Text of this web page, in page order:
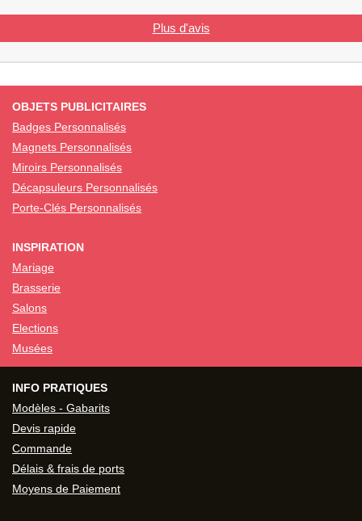
Plus d'avis
OBJETS PUBLICITAIRES
Badges Personnalisés
Magnets Personnalisés
Miroirs Personnalisés
Décapsuleurs Personnalisés
Porte-Clés Personnalisés
INSPIRATION
Mariage
Brasserie
Salons
Elections
Musées
INFO PRATIQUES
Modèles - Gabarits
Devis rapide
Commande
Délais & frais de ports
Moyens de Paiement